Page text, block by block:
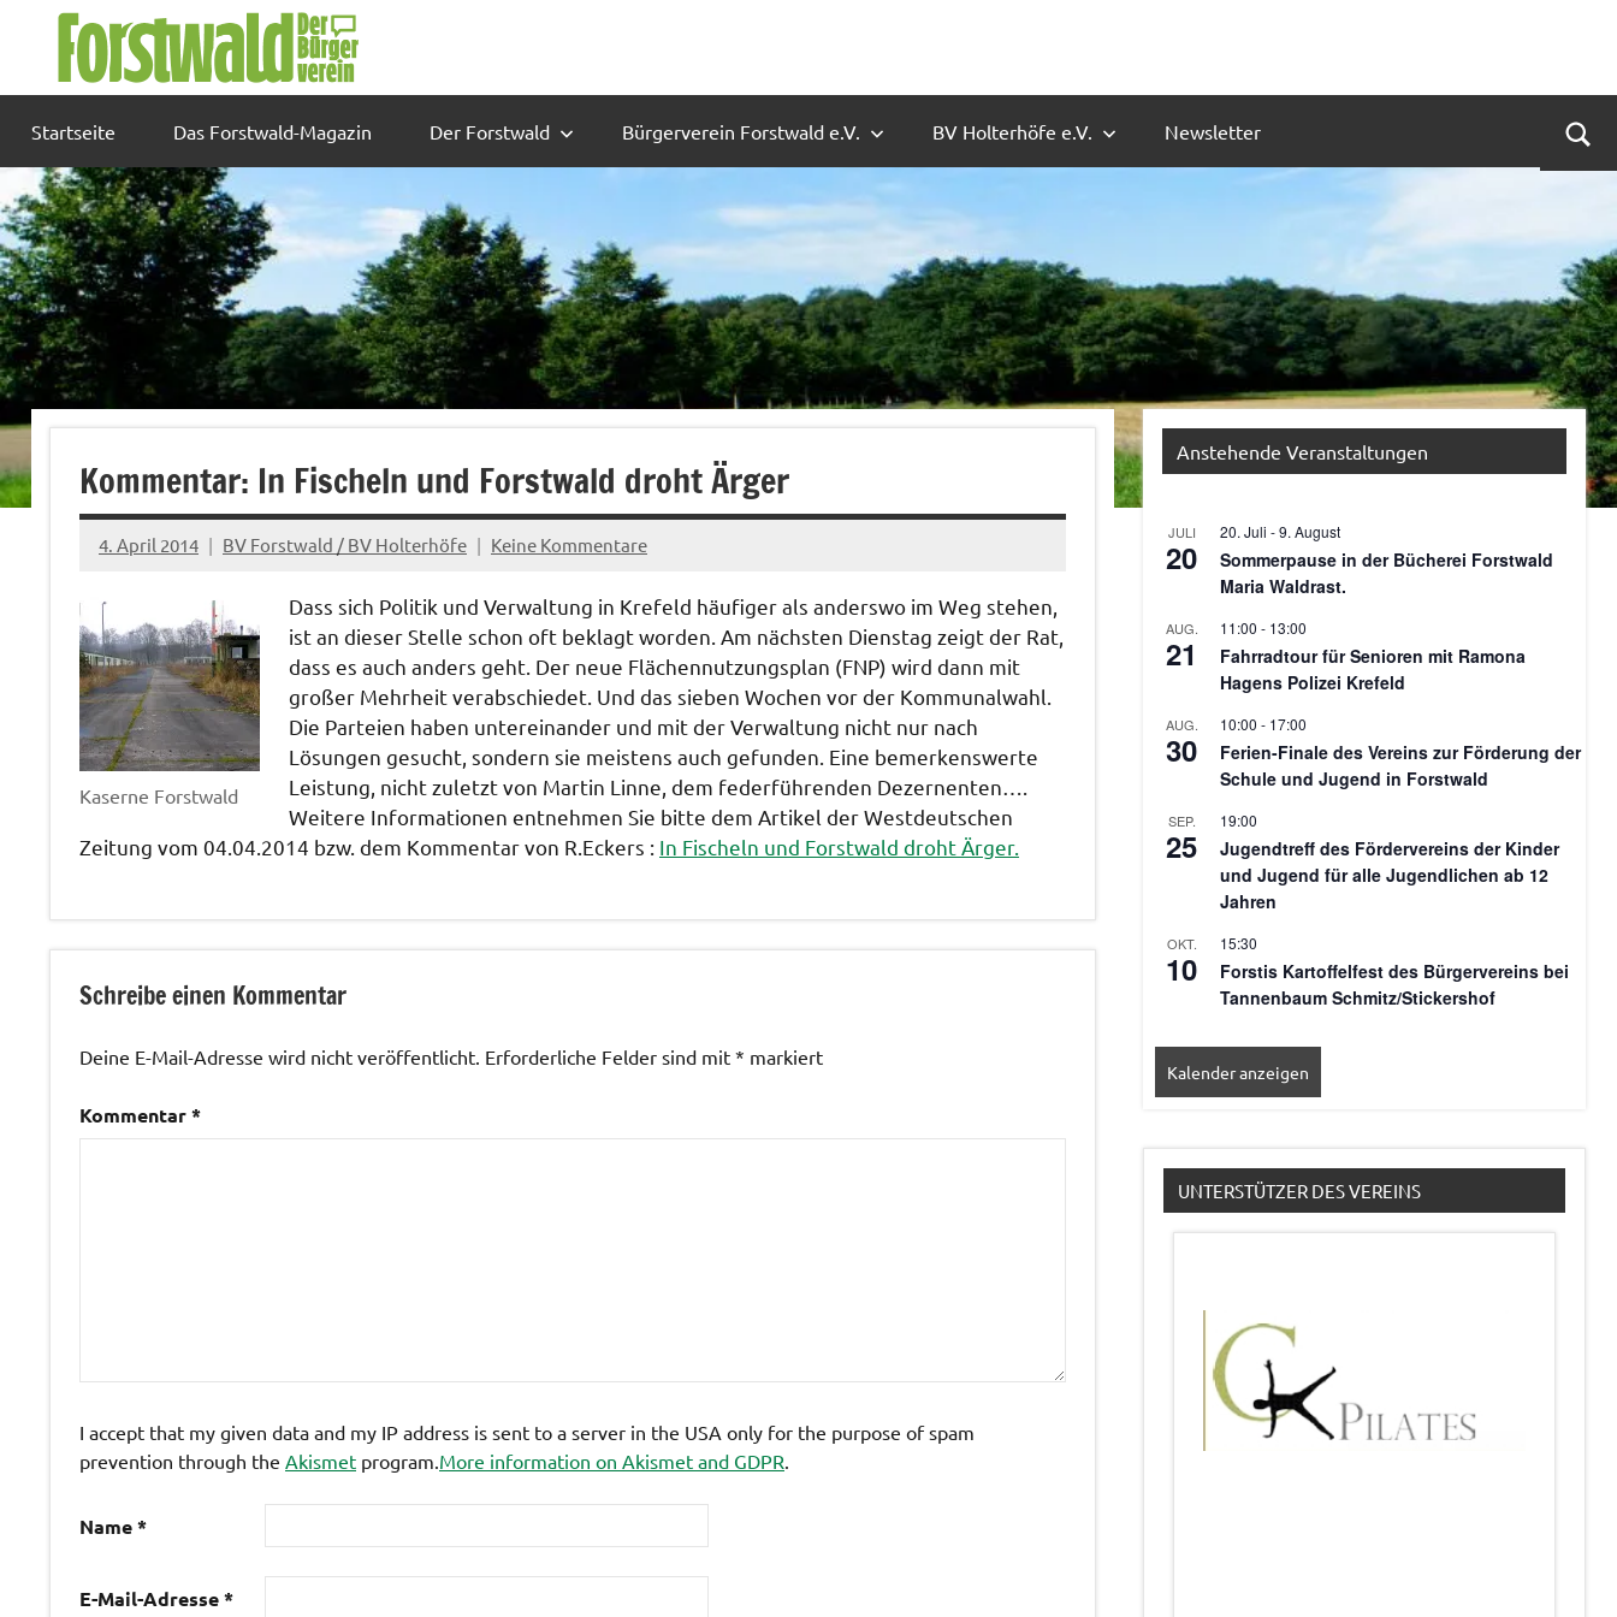
Startseite Das Forstwald-Magazin Der Forstwald Bürgerverein Forstwald e.V. BV Holterhöfe e.V. Newsletter
Kommentar: In Fischeln und Forstwald droht Ärger
4. April 2014 BV Forstwald / BV Holterhöfe Keine Kommentare
Kaserne Forstwald
Dass sich Politik und Verwaltung in Krefeld häufiger als anderswo im Weg stehen,
ist an dieser Stelle schon oft beklagt worden. Am nächsten Dienstag zeigt der Rat,
dass es auch anders geht. Der neue Flächennutzungsplan (FNP) wird dann mit
großer Mehrheit verabschiedet. Und das sieben Wochen vor der Kommunalwahl.
Die Parteien haben untereinander und mit der Verwaltung nicht nur nach
Lösungen gesucht, sondern sie meistens auch gefunden. Eine bemerkenswerte
Leistung, nicht zuletzt von Martin Linne, dem federführenden Dezernenten….
Weitere Informationen entnehmen Sie bitte dem Artikel der Westdeutschen
Zeitung vom 04.04.2014 bzw. dem Kommentar von R.Eckers : In Fischeln und Forstwald droht Ärger.
Schreibe einen Kommentar
Deine E-Mail-Adresse wird nicht veröffentlicht. Erforderliche Felder sind mit * markiert
Kommentar*
I accept that my given data and my IP address is sent to a server in the USA only for the purpose of spam
prevention through the Akismet program.More information on Akismet and GDPR.
Name*
E-Mail-Adresse*
Anstehende Veranstaltungen
JULI
20
20. Juli -9. August
Sommerpause in der Bücherei Forstwald
Maria Waldrast.
AUG.
21
11:00 - 13:00
Fahrradtour für Senioren mit Ramona
Hagens Polizei Krefeld
AUG.
30
10:00 - 17:00
Ferien-Finale des Vereins zur Förderung der
Schule und Jugend in Forstwald
SEP.
25
19:00
Jugendtreff des Fördervereins der Kinder
und Jugend für alle Jugendlichen ab 12
Jahren
OKT.
10
15:30
Forstis Kartoffelfest des Bürgervereins bei
Tannenbaum Schmitz/Stickershof
Kalender anzeigen
UNTERSTÜTZER DES VEREINS